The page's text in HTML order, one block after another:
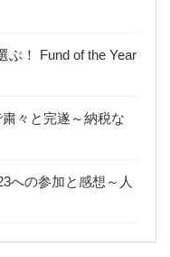
ぶ！ Fund of the Year
々と完遂～納税な
への参加と感想～人